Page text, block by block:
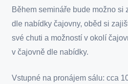
Během semináře bude možno si
dle nabídky čajovny, oběd si
své chuti a možností v okolí
v čajovně dle nabídky.
Vstupné na pronájem sálu: cca